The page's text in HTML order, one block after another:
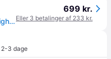
Trio Lighting Udendørs spotlight Ubangi med jordspyd i sæt 3 stk, Sort, Aluminium
699 kr.
Eller 3 betalinger af 233 kr.
2-3 dage